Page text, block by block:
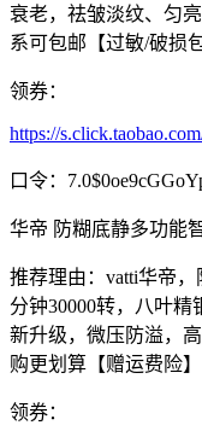
衰老，祛皱淡纹、匀
系可包邮【过敏/破损
领券：
https://
口令：
华帝 防糊底静多功能
推荐理由：vatti华帝
分钟30000转，八叶
新升级，微压防溢，
购更划算【赠运费险】
领券：